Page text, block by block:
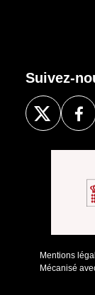
Suivez-
Mentions
Mécanisé